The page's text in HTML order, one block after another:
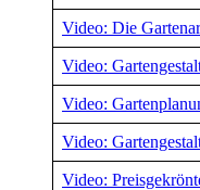
Video: Die
Video:
Video:
Video:
Video: